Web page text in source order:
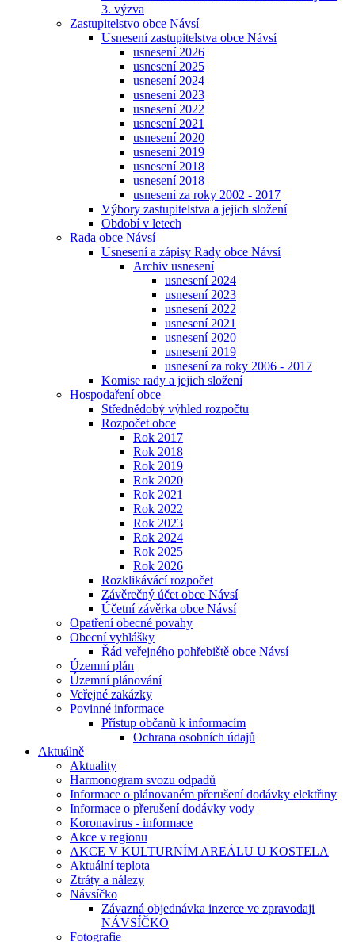
3. výzva
Zastupitelstvo obce Návsí
Usnesení zastupitelstva obce Návsí
usnesení 2026
usnesení 2025
usnesení 2024
usnesení 2023
usnesení 2022
usnesení 2021
usnesení 2020
usnesení 2019
usnesení 2018
usnesení 2018
usnesení za roky 2002 - 2017
Výbory zastupitelstva a jejich složení
Období v letech
Rada obce Návsí
Usnesení a zápisy Rady obce Návsí
Archiv usnesení
usnesení 2024
usnesení 2023
usnesení 2022
usnesení 2021
usnesení 2020
usnesení 2019
usnesení za roky 2006 - 2017
Komise rady a jejich složení
Hospodaření obce
Střednědobý výhled rozpočtu
Rozpočet obce
Rok 2017
Rok 2018
Rok 2019
Rok 2020
Rok 2021
Rok 2022
Rok 2023
Rok 2024
Rok 2025
Rok 2026
Rozklikávácí rozpočet
Závěrečný účet obce Návsí
Účetní závěrka obce Návsí
Opatření obecné povahy
Obecní vyhlášky
Řád veřejného pohřebiště obce Návsí
Územní plán
Územní plánování
Veřejné zakázky
Povinné informace
Přístup občanů k informacím
Ochrana osobních údajů
Aktuálně
Aktuality
Harmonogram svozu odpadů
Informace o plánovaném přerušení dodávky elektřiny
Informace o přerušení dodávky vody
Koronavirus - informace
Akce v regionu
AKCE V KULTURNÍM AREÁLU U KOSTELA
Aktuální teplota
Ztráty a nálezy
Návsíčko
Závazná objednávka inzerce ve zpravodaji
NÁVSÍČKO
Fotografie